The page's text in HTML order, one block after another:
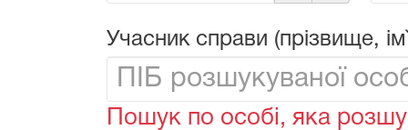
Учасник справи (прізвище,
Пошук по особі, яка